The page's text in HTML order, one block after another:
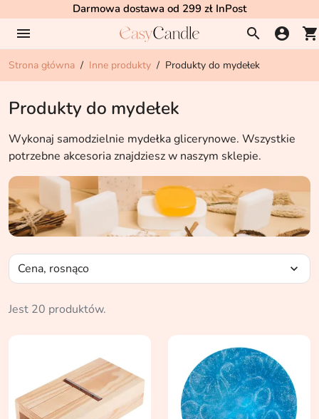
Darmowa dostawa od 299 zł InPost
menu search account_circle shopping_cart
Strona główna Inne produkty Produkty do mydełek
Produkty do mydełek
Wykonaj samodzielnie mydełka glicerynowe. Wszystkie
potrzebne akcesoria znajdziesz w naszym sklepie.
Jest 20 produktów.
Cena, rosnąco expand_more